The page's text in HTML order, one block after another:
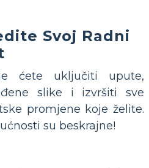
Svoj Radni
ćete uključiti upute,
slike i izvršiti sve
promjene koje želite.
su beskrajne!